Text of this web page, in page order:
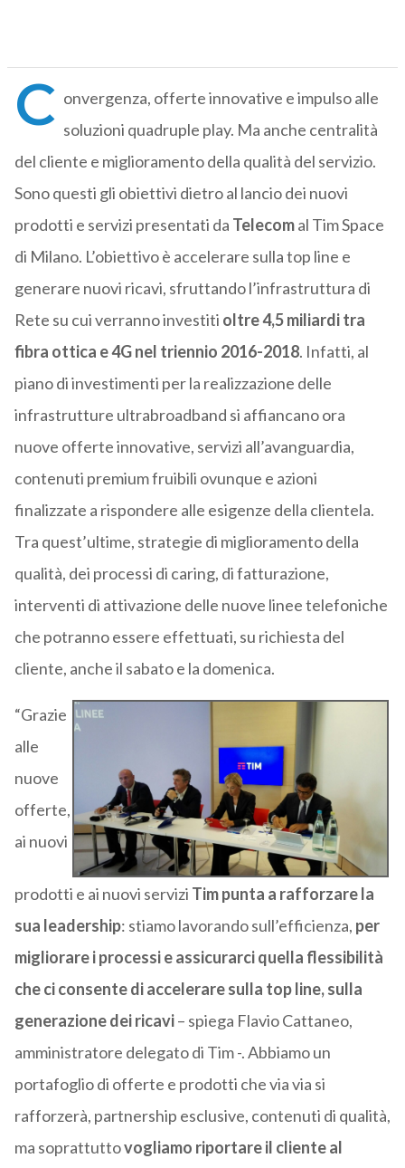
C onvergenza, offerte innovative e impulso alle
soluzioni quadruple play. Ma anche centralità
del cliente e miglioramento della qualità del servizio.
Sono questi gli obiettivi dietro al lancio dei nuovi
prodotti e servizi presentati da Telecomal Tim Space
di Milano. L’obiettivo è accelerare sulla top line e
generare nuovi ricavi, sfruttando l’infrastruttura di
Rete su cui verranno investiti oltre 4,5 miliardi tra
fibra ottica e 4G nel triennio 2016-2018. Infatti, al
piano di investimenti per la realizzazione delle
infrastrutture ultrabroadband si affiancano ora
nuove offerte innovative, servizi all’avanguardia,
contenuti premium fruibili ovunque e azioni
finalizzate a rispondere alle esigenze della clientela.
Tra quest’ultime, strategie di miglioramento della
qualità, dei processi di caring, di fatturazione,
interventi di attivazione delle nuove linee telefoniche
che potranno essere effettuati, su richiesta del
cliente, anche il sabato e la domenica.
“Grazie
alle
nuove
offerte,
ai nuovi
prodotti e ai nuovi servizi Tim punta a rafforzare la
sua leadership: stiamo lavorando sull’efficienza, per
migliorare i processi e assicurarci quella flessibilità
che ci consente di accelerare sulla top line, sulla
generazione dei ricavi– spiega Flavio Cattaneo,
amministratore delegato di Tim -. Abbiamo un
portafoglio di offerte e prodotti che via via si
rafforzerà, partnership esclusive, contenuti di qualità,
ma soprattuttovogliamo riportare il cliente al